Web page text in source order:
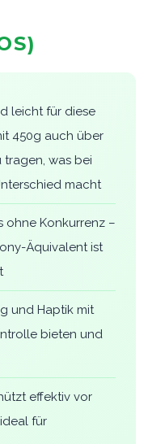
leicht für diese
450g auch über
tragen, was bei
macht
ohne Konkurrenz –
Äquivalent ist
und Haptik mit
bieten und
effektiv vor
für